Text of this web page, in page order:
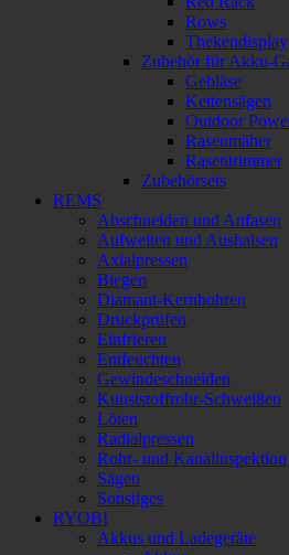
Rows
Thekendisplay
Zubehör für Akku-
Gebläse
Kettensägen
Outdoor
Rasenmäher
Rasentrimmer
Zubehörsets
REMS
Abschneiden und Anfasen
Aufweiten und Aushalsen
Axialpressen
Biegen
Diamant-Kernbohren
Druckprüfen
Einfrieren
Entfeuchten
Gewindeschneiden
Kunststoffrohr-Schweißen
Löten
Radialpressen
Rohr- und Kanalinspektion
Sägen
Sonstiges
RYOBI
Akkus und Ladegeräte